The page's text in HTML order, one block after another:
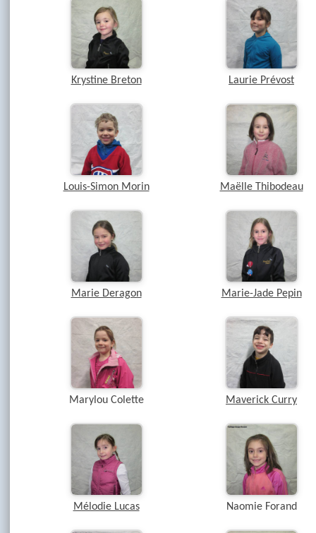
Krystine Breton Laurie Prévost
Louis-Simon Morin Maëlle Thibodeau
Marie Deragon Marie-Jade Pepin
Marylou Colette Maverick Curry
Mélodie Lucas Naomie Forand